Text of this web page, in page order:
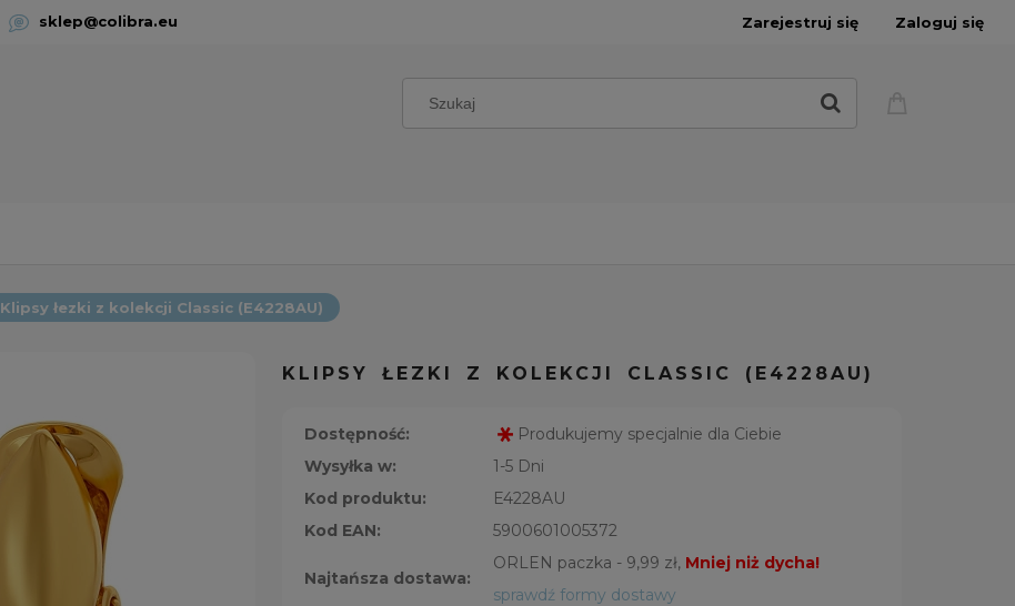
Zarejestruj się Zaloguj się
sklep@colibra.eu
Klipsy łezki z kolekcji Classic (E4228AU)
KLIPSY ŁEZKI Z KOLEKCJI CLASSIC (E4228AU)
Dostępność:
Produkujemy specjalnie dla Ciebie
Wysyłka w:
1-5 Dni
Kod produktu:
E4228AU
Kod EAN:
5900601005372
Najtańsza dostawa:
ORLEN paczka - 9,99 zł, Mniej niż dycha!
sprawdź formy dostawy